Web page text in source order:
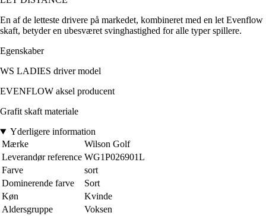
En af de letteste drivere på markedet, kombineret med en let Evenflow
skaft, betyder en ubesværet svinghastighed for alle typer spillere.
Egenskaber
WS LADIES driver model
EVENFLOW aksel producent
Grafit skaft materiale
Yderligere information
Mærke
Wilson Golf
Leverandør reference WG1P026901L
Farve
sort
Dominerende farve
Sort
Køn
Kvinde
Aldersgruppe
Voksen